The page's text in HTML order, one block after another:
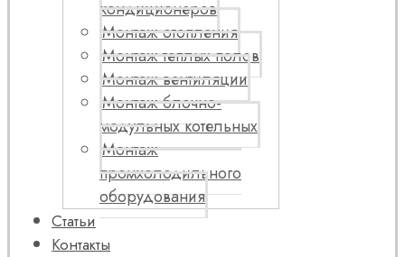
кондиционеров
Монтаж отопления
Монтаж теплых полов
Монтаж вентиляции
Монтаж блочно-
модульных котельных
Монтаж
промхолодильного
оборудования
Статьи
Контакты